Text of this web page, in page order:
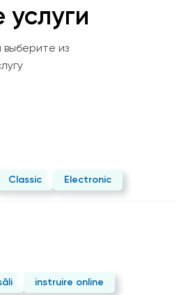
из
Classic Electronic
instruire online